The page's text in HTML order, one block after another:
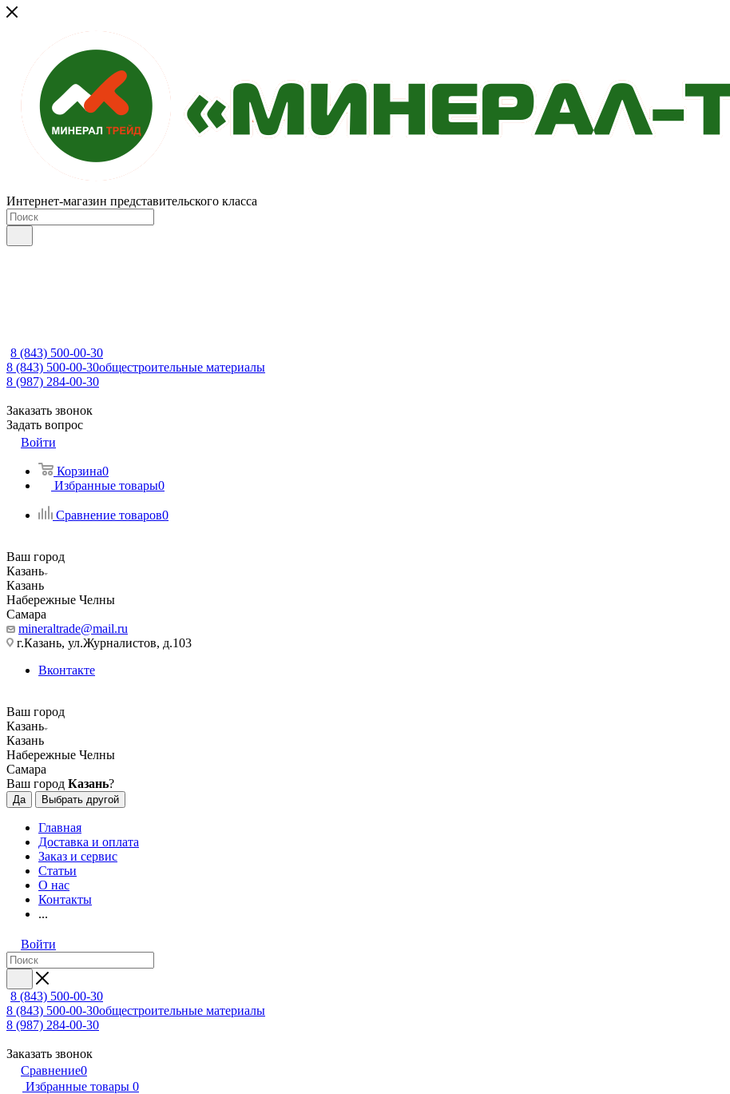
Интернет-магазин представительского класса
8 (843) 500-00-30
8 (843) 500-00-30общестроительные материалы
8 (987) 284-00-30
Заказать звонок
Задать вопрос
Войти
Корзина0
Избранные товары0
Сравнение товаров0
Ваш город
Казань
Казань
Набережные Челны
Самара
mineraltrade@mail.ru
г.Казань, ул.Журналистов, д.103
Вконтакте
Ваш город
Казань
Казань
Набережные Челны
Самара
Ваш город Казань?
Да Выбрать другой
Главная
Доставка и оплата
Заказ и сервис
Статьи
О нас
Контакты
...
Войти
8 (843) 500-00-30
8 (843) 500-00-30общестроительные материалы
8 (987) 284-00-30
Заказать звонок
Сравнение0
Избранные товары 0